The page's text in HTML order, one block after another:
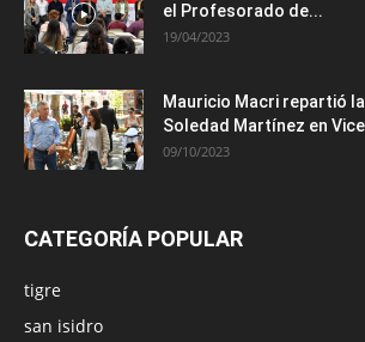
el Profesorado de...
19/04/2023
Mauricio Macri repartió
Soledad Martínez en
09/10/2023
CATEGORÍA POPULAR
tigre
san isidro